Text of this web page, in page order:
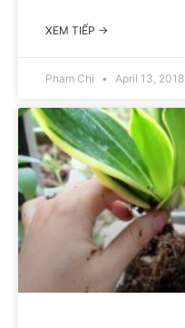
XEM TIẾP →
Pham Chi April 13, 2018